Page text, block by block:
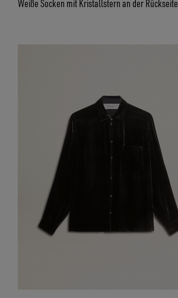
Weiße Socken mit Kristallstern an der Rückseite